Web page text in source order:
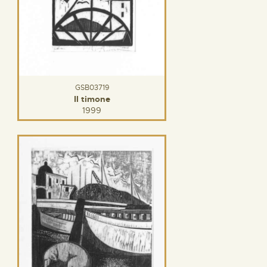
GSB03719
Il timone
1999